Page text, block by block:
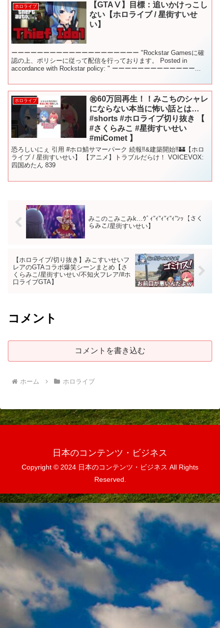
ホロライブ
【GTAⅤ】目標：追いかけっこし
ない【ホロライブ / 星街すいせ
い】
ーーーーーーーーーーーーーーーーーーーー "Rockstar Gamesに確
認の上、ポリシーに従って配信を行っております。 Posted in
accordance with Rockstar policy: " ーーーーーーーーーーーーー...
ホロライブ
㊗️60万回再生！！みこちのシャレ
にならない本当に怖い話とは…
#shorts #ホロライブ切り抜き 【
#さくらみこ #星街すいせい
#miComet 】
恐ろしいにぇ 引用 #ホロ鯖サマーパーク 続報‼&建築開始‼🏰【ホロ
ライブ / 星街すいせい】 【アニメ】トラブルだらけ！ VOICEVOX:
四国めたん 839
みこのこみこみk…ｳﾞｨ”ｨ”ｨ”ｨ”ｨ”ﾝｯ【さく
らみこ/星街すいせい】
【ホロライブ/切り抜き】みこすいせいフ
レアのGTAコラボ爆笑シーンまとめ【さ
くらみこ/星街すいせい/不知火フレア/#ホ
口ライブGTA】
コメント
コメントを書き込む
ホーム ホロライブ
日本のコンテンツ・ビジネス
Copyright © 2024 日本のコンテンツ・ビジネス All Rights
Reserved.